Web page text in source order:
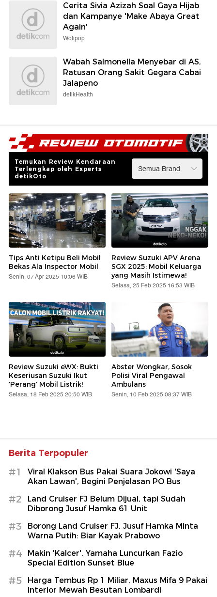
Cerita Sivia Azizah Soal Gaya Hijab
dan Kampanye 'Make Abaya Great
Again'
Wolipop
Wabah Salmonella Menyebar di AS,
Ratusan Orang Sakit Gegara Cabai
Jalapeno
detikHealth
Temukan Review Kendaraan
Terlengkap oleh Experts
detikOto
Tips Anti Ketipu Beli Mobil
Bekas Ala Inspector Mobil
Senin, 07 Apr 2025 10:06 WIB
Review Suzuki APV Arena
SGX 2025: Mobil Keluarga
yang Masih Istimewa!
Selasa, 25 Feb 2025 16:53 WIB
Review Suzuki eWX: Bukti
Keseriusan Suzuki Ikut
'Perang' Mobil Listrik!
Selasa, 18 Feb 2025 20:50 WIB
Abster Wongkar, Sosok
Polisi Viral Pengawal
Ambulans
Senin, 10 Feb 2025 08:37 WIB
Berita Terpopuler
#1
Viral Klakson Bus Pakai Suara Jokowi 'Saya
Akan Lawan', Begini Penjelasan PO Bus
#2
Land Cruiser FJ Belum Dijual, tapi Sudah
Diborong Jusuf Hamka 61 Unit
#3
Borong Land Cruiser FJ, Jusuf Hamka Minta
Warna Putih: Biar Kayak Prabowo
#4
Makin 'Kalcer', Yamaha Luncurkan Fazio
Special Edition Sunset Blue
#5
Harga Tembus Rp 1 Miliar, Maxus Mifa 9 Pakai
Interior Mewah Besutan Lombardi